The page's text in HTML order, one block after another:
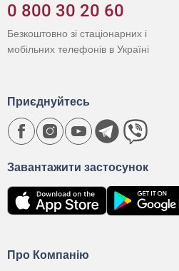
0 800 30 20 60
Безкоштовно зі стаціонарних і
мобільних телефонів в Україні
Про Компанію
Завантажити застосунок
Приєднуйтесь